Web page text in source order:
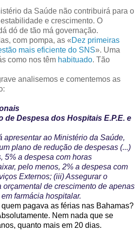
da Saúde não contribuirá para o
e crescimento. O
dó de tão má governação.
com pompa, as «Dez primeiras
mais eficiente do SNS». Uma
como nos têm habituado. Tão
analisemos e comentemos as
de Despesa dos Hospitais E.P.E. e
apresentar ao Ministério da Saúde,
plano de redução de despesas (...)
5% a despesa com horas
pelo menos, 2% a despesa com
Externos; (iii) Assegurar o
orçamental de crescimento de apenas
farmácia hospitalar.
pagava as férias nas Bahamas?
Nem nada que se
quanto mais em 20 dias.